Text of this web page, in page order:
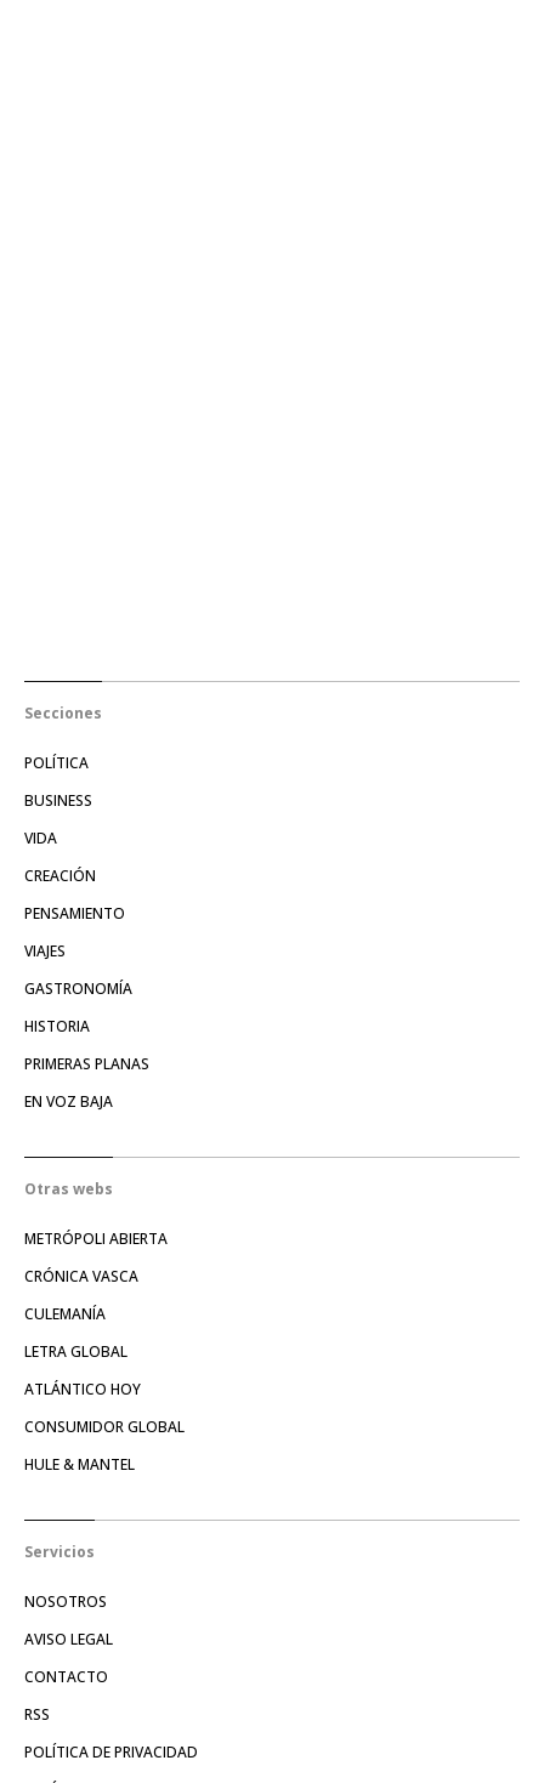
Secciones
POLÍTICA
BUSINESS
VIDA
CREACIÓN
PENSAMIENTO
VIAJES
GASTRONOMÍA
HISTORIA
PRIMERAS PLANAS
EN VOZ BAJA
Otras webs
METRÓPOLI ABIERTA
CRÓNICA VASCA
CULEMANÍA
LETRA GLOBAL
ATLÁNTICO HOY
CONSUMIDOR GLOBAL
HULE & MANTEL
Servicios
NOSOTROS
AVISO LEGAL
CONTACTO
RSS
POLÍTICA DE PRIVACIDAD